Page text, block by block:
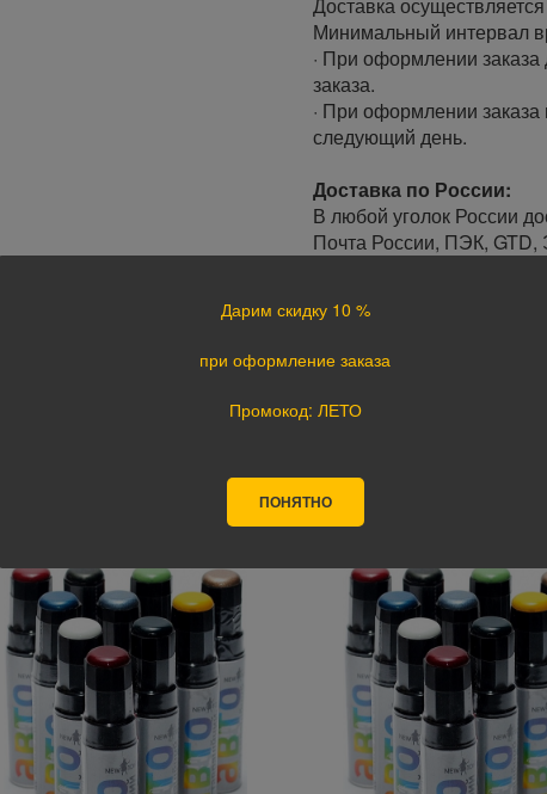
Минимальный интервал
· При оформлении заказа
заказа.
· При оформлении заказа
следующий день.
Доставка по России:
В любой уголок России
Почта России, ПЭК, GTD,
Стоимость доставки в
Оплата
Оплата заказа
курьеру при получении,
оплате картой на сайте
Дарим скидку 10 %
при оформление заказа
Промокод: ЛЕТО
ПОНЯТНО